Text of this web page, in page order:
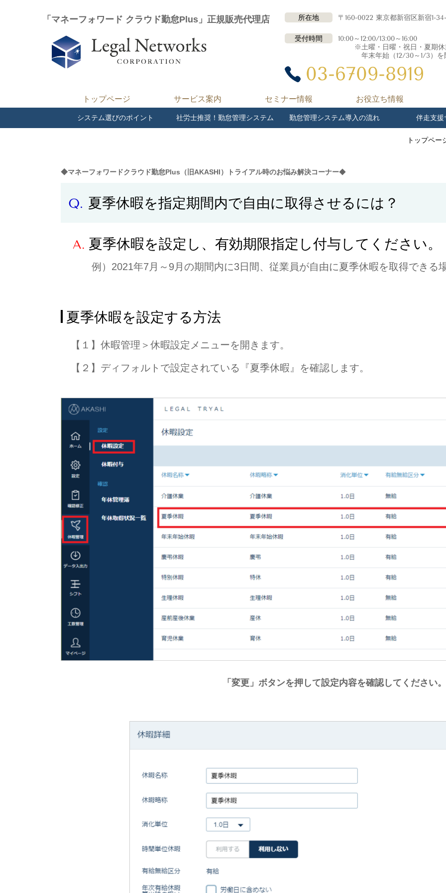
「マネーフォワード クラウド勤怠Plus」正規販売代理店 所在地 〒160-0022 東京都新宿区新宿1-
受付時間
10:00～12:00/13:00～16:00
※土曜・日曜・祝日・夏期休
年末年始（12/30～1/3）を
03-6709-8919
トップページ サービス案内 セミナー情報 お役立ち情報
システム選びのポイント 社労士推奨！勤怠管理システム 勤怠管理システム導入の流れ 伴走支援
トップペー
◆マネーフォワードクラウド勤怠Plus（旧AKASHI）トライアル時のお悩み解決コーナー◆
Q. 夏季休暇を指定期間内で自由に取得させるには？
A. 夏季休暇を設定し、有効期限指定し付与してください。
例）2021年7月～9月の期間内に3日間、従業員が自由に夏季休暇を取得できる
夏季休暇を設定する方法
【１】休暇管理＞休暇設定メニューを開きます。
【２】ディフォルトで設定されている『夏季休暇』を確認します。
「変更」ボタンを押して設定内容を確認してください。